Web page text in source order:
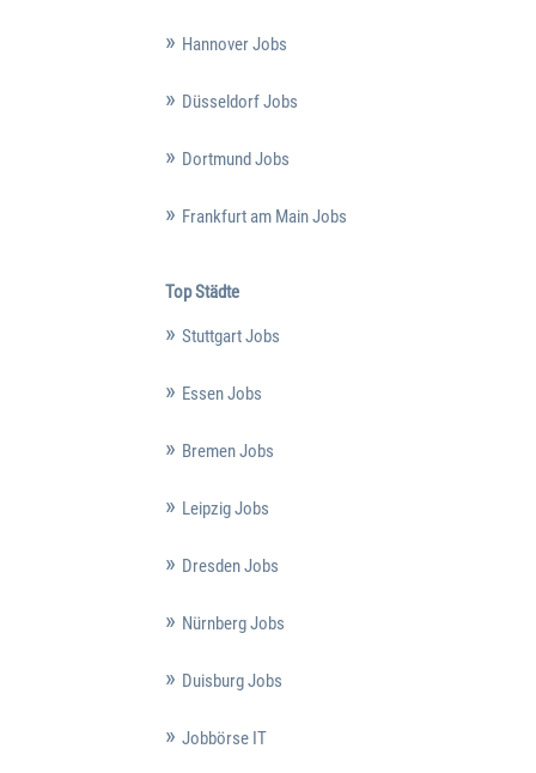
Hannover Jobs
Düsseldorf Jobs
Dortmund Jobs
Frankfurt am Main Jobs
Top Städte
Stuttgart Jobs
Essen Jobs
Bremen Jobs
Leipzig Jobs
Dresden Jobs
Nürnberg Jobs
Duisburg Jobs
Jobbörse IT